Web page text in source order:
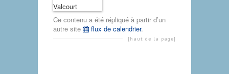
Ce contenu a été répliqué à partir d’un
autre site
flux de calendrier.
[haut de la page]